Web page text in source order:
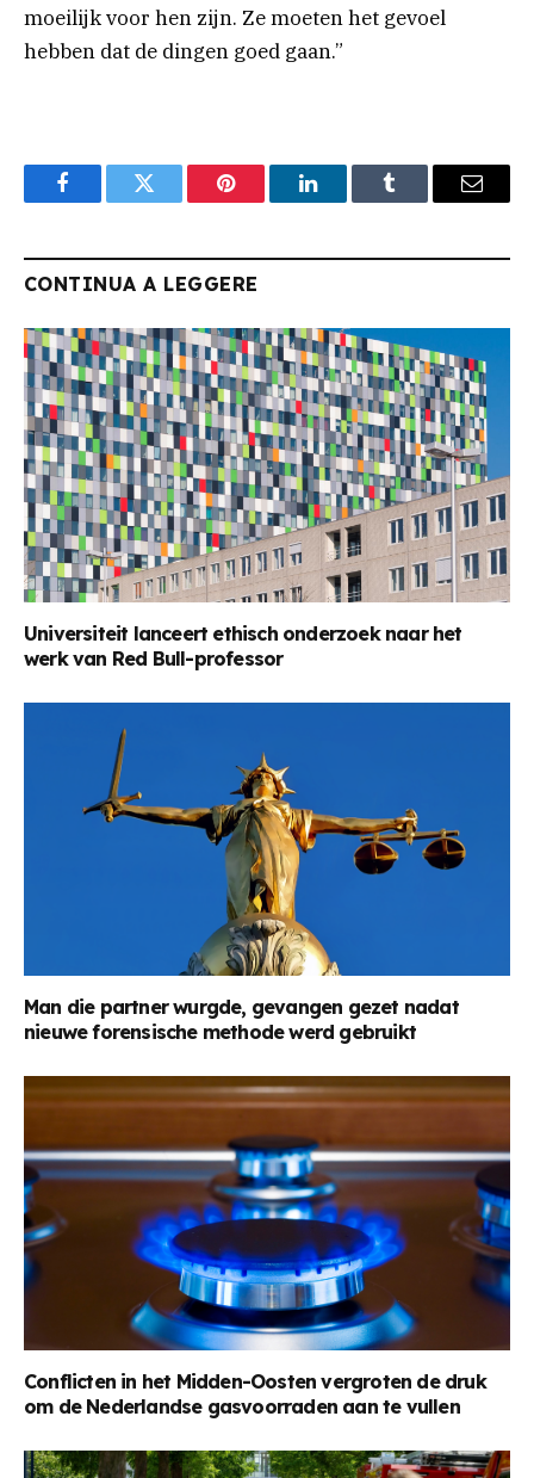
moeilijk voor hen zijn. Ze moeten het gevoel
hebben dat de dingen goed gaan.”
FacebookTwitter Pinterest LinkedInTumblr Email
CONTINUA A LEGGERE
Universiteit lanceert ethisch onderzoek naar het
werk van Red Bull-professor
Man die partner wurgde, gevangen gezet nadat
nieuwe forensische methode werd gebruikt
Conflicten in het Midden-Oosten vergroten de druk
om de Nederlandse gasvoorraden aan te vullen